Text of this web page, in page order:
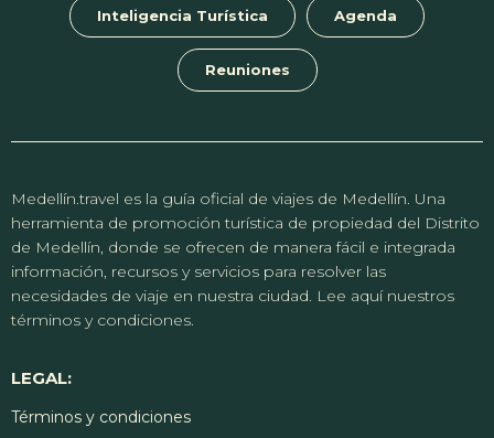
Inteligencia Turística Agenda
Reuniones
Medellín.travel es la guía oficial de viajes de Medellín. Una
herramienta de promoción turística de propiedad del Distrito
de Medellín, donde se ofrecen de manera fácil e integrada
información, recursos y servicios para resolver las
necesidades de viaje en nuestra ciudad. Lee aquí nuestros
términos y condiciones.
LEGAL:
Términos y condiciones